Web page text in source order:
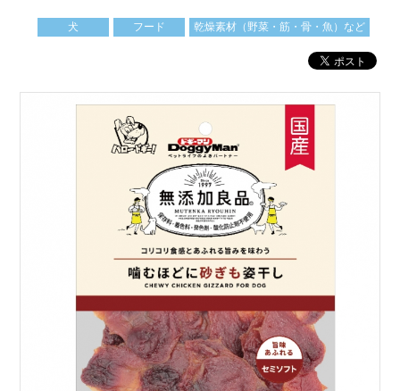
採用情報
English
犬 フード 乾燥素材（野菜・筋・骨・魚）など